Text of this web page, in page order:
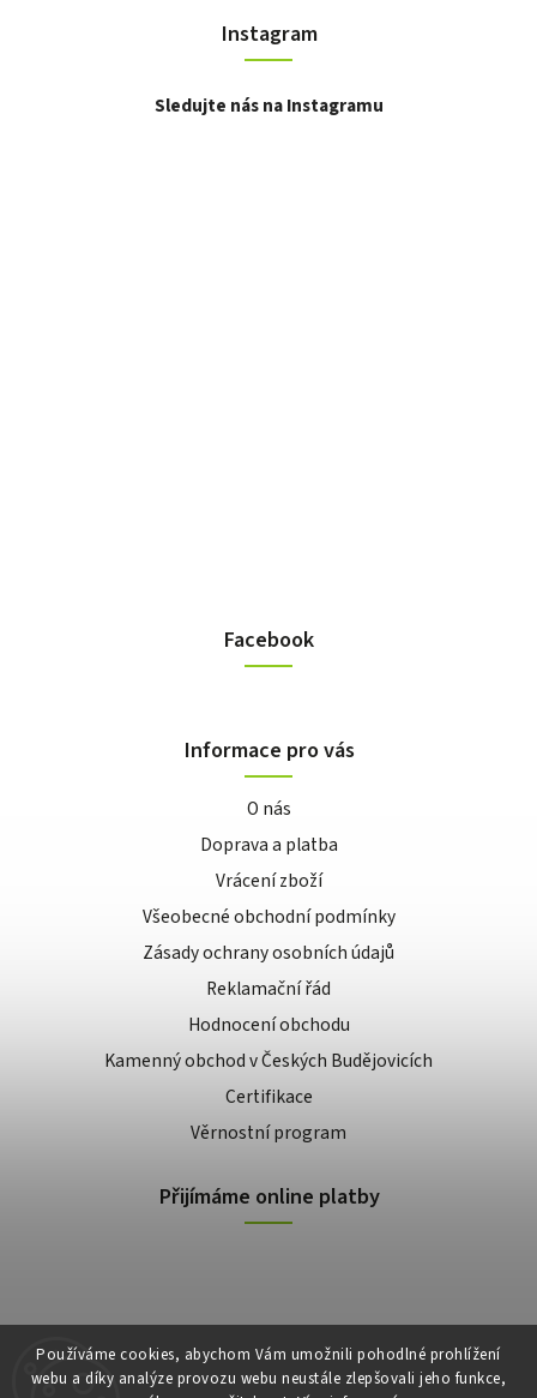
Používáme cookies, abychom Vám umožnili pohodlné prohlížení
webu a díky analýze provozu webu neustále zlepšovali jeho funkce,
Instagram
Sledujte nás na Instagramu
Facebook
Informace pro vás
O nás
Doprava a platba
Vrácení zboží
Všeobecné obchodní podmínky
Zásady ochrany osobních údajů
Reklamační řád
Hodnocení obchodu
Kamenný obchod v Českých Budějovicích
Certifikace
Věrnostní program
Přijímáme online platby